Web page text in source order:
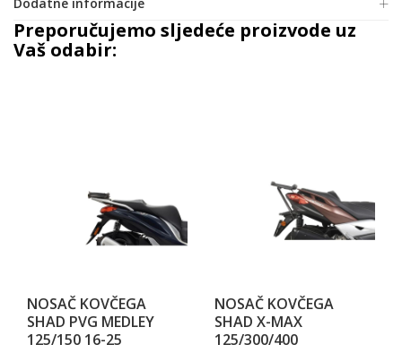
Preporučujemo sljedeće proizvode uz
Vaš odabir:
NOSAČ KOVČEGA
SHAD PVG MEDLEY
125/150 16-25
NOSAČ KOVČEGA
SHAD X-MAX
125/300/400